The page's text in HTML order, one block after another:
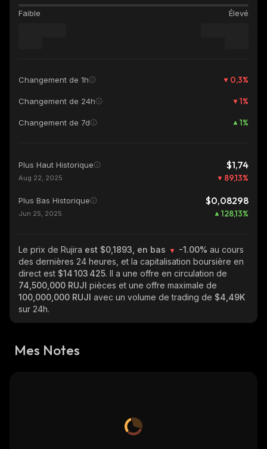
Faible Élevé
Changement de 1h 0,3%
Changement de 24h 1%
Changement de 7d 1%
Plus Haut Historique $1,74
Aug 22, 2025 89,13%
Plus Bas Historique $0,08298
Jun 25, 2025 128,13%
Le prix de Rujira est $0,1893, en bas -1.00% au cours
des dernières 24 heures, et la capitalisation boursière en
direct est $14 103 425. Il a une offre en circulation de
74,500,000 RUJI pièces et une offre maximale de
100,000,000 RUJI avec un volume de trading de $4,49K
sur 24h.
Mes Notes